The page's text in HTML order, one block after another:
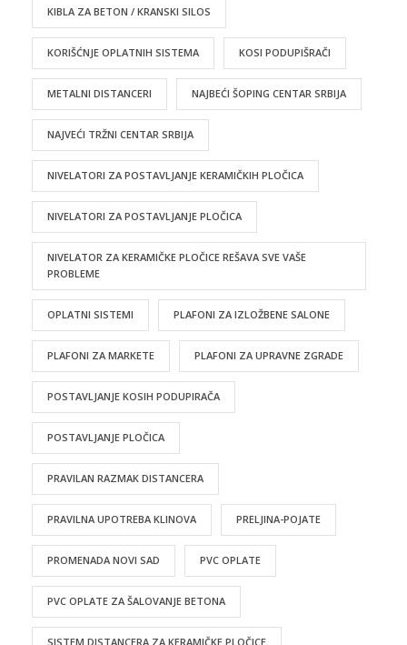
KIBLA ZA BETON / KRANSKI SILOS
KORIŠĆNJE OPLATNIH SISTEMA KOSI PODUPIŠRAČI
METALNI DISTANCERI NAJBEĆI ŠOPING CENTAR SRBIJA
NAJVEĆI TRŽNI CENTAR SRBIJA
NIVELATORI ZA POSTAVLJANJE KERAMIČKIH PLOČICA
NIVELATORI ZA POSTAVLJANJE PLOČICA
NIVELATOR ZA KERAMIČKE PLOČICE REŠAVA SVE VAŠE
PROBLEME
OPLATNI SISTEMI PLAFONI ZA IZLOŽBENE SALONE
PLAFONI ZA MARKETE PLAFONI ZA UPRAVNE ZGRADE
POSTAVLJANJE KOSIH PODUPIRAČA
POSTAVLJANJE PLOČICA
PRAVILAN RAZMAK DISTANCERA
PRAVILNA UPOTREBA KLINOVA PRELJINA-POJATE
PROMENADA NOVI SAD PVC OPLATE
PVC OPLATE ZA ŠALOVANJE BETONA
SISTEM DISTANCERA ZA KERAMIČKE PLOČICE